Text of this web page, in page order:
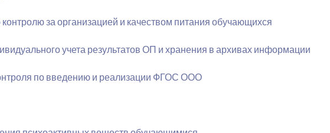
за организацией и качеством питания обучающихся
учета результатов ОП и хранения в архивах информации
по введению и реализации ФГОС ООО